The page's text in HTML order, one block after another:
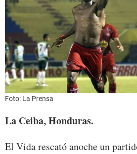
Foto: La Prensa
La Ceiba, Honduras.
El Vida rescató anoche un